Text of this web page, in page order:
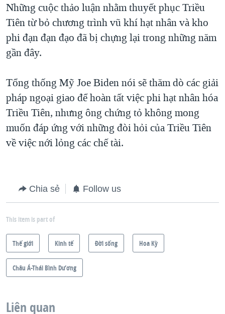
Những cuộc thảo luận nhằm thuyết phục Triều
Tiên từ bỏ chương trình vũ khí hạt nhân và kho
phi đạn đạn đạo đã bị chựng lại trong những năm
gần đây.
Tổng thống Mỹ Joe Biden nói sẽ thăm dò các giải
pháp ngoại giao để hoàn tất việc phi hạt nhân hóa
Triều Tiên, nhưng ông chứng tỏ không mong
muốn đáp ứng với những đòi hỏi của Triều Tiên
về việc nới lỏng các chế tài.
Chia sẻ Follow us
This item is part of
Thế giới Kinh tế Ðời sống Hoa Kỳ
Châu Á-Thái Bình Dương
Liên quan